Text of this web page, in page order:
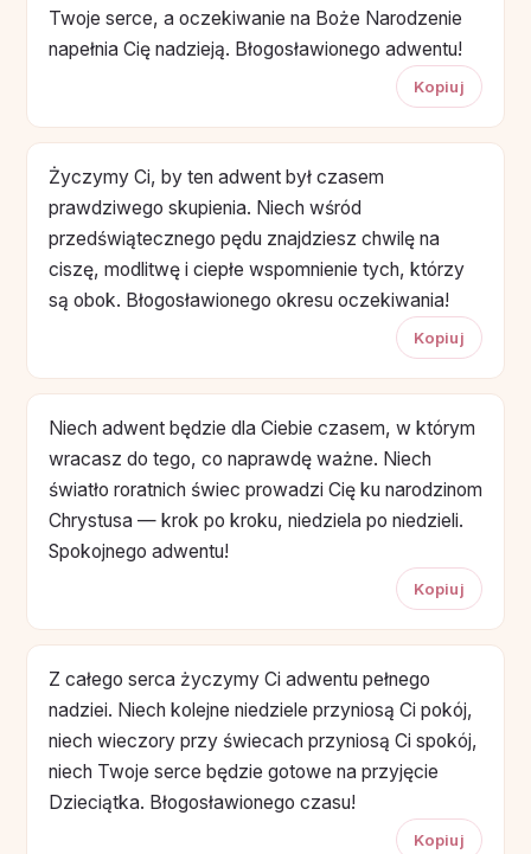
Twoje serce, a oczekiwanie na Boże Narodzenie
napełnia Cię nadzieją. Błogosławionego adwentu!
Kopiuj
Życzymy Ci, by ten adwent był czasem
prawdziwego skupienia. Niech wśród
przedświątecznego pędu znajdziesz chwilę na
ciszę, modlitwę i ciepłe wspomnienie tych, którzy
są obok. Błogosławionego okresu oczekiwania!
Kopiuj
Niech adwent będzie dla Ciebie czasem, w którym
wracasz do tego, co naprawdę ważne. Niech
światło roratnich świec prowadzi Cię ku narodzinom
Chrystusa — krok po kroku, niedziela po niedzieli.
Spokojnego adwentu!
Kopiuj
Z całego serca życzymy Ci adwentu pełnego
nadziei. Niech kolejne niedziele przyniosą Ci pokój,
niech wieczory przy świecach przyniosą Ci spokój,
niech Twoje serce będzie gotowe na przyjęcie
Dzieciątka. Błogosławionego czasu!
Kopiuj